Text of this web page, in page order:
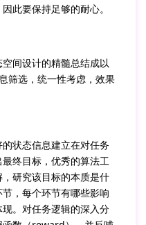
此要保持足够的耐心。
间设计的精髓总结成以
筛选，统一性考虑，效果
状态信息建立在对任务
终目标，优秀的算法工
研究该目标的本质是什
，每个环节有哪些影响
。对任务逻辑的深入分